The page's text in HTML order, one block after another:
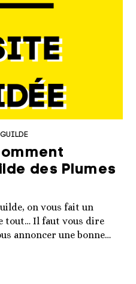
des Plumes
on vous fait un
tout… Il faut vous dire
annoncer une bonne…